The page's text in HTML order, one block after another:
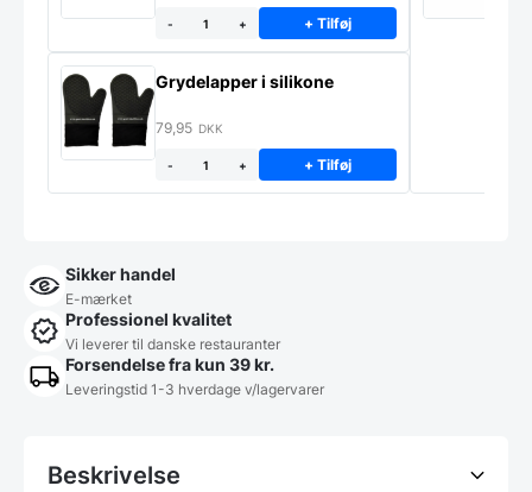
- + + Tilføj
Grydelapper i silikone
79,95 DKK
- + + Tilføj
Sikker handel
E-mærket
Professionel kvalitet
Vi leverer til danske restauranter
Forsendelse fra kun 39 kr.
Leveringstid 1-3 hverdage v/lagervarer
Beskrivelse